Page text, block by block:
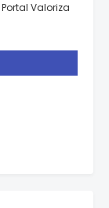
Portal Valoriza